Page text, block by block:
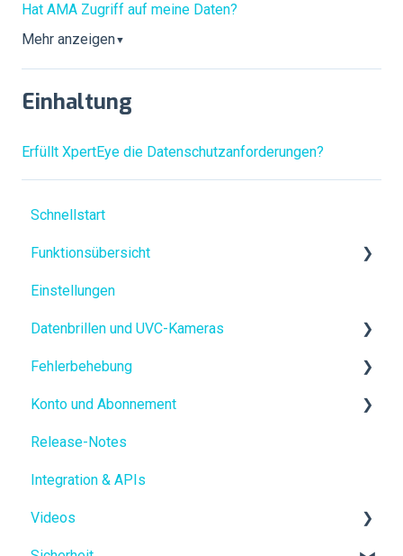
Hat AMA Zugriff auf meine Daten?
Mehr anzeigen▼
Einhaltung
Erfüllt XpertEye die Datenschutzanforderungen?
Schnellstart
Funktionsübersicht
Zusammenarbeit
KI in XpertEye
Einstellungen
Datenbrillen und UVC-Kameras
Datenbrillen
UVC-Kameras
Fehlerbehebung
Verfügbarkeit & Konnektivität
Video
Audio
Datenbrille
Konto und Abonnement
Kostenlose Testversion
Mein XpertEye-Konto
Release-Notes
Integration & APIs
Videos